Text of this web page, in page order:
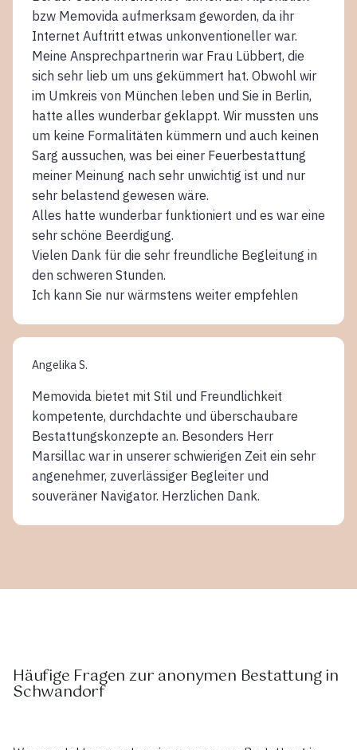
bzw Memovida aufmerksam geworden, da ihr
Internet Auftritt etwas unkonventioneller war.
Meine Ansprechpartnerin war Frau Lübbert, die
sich sehr lieb um uns gekümmert hat. Obwohl wir
im Umkreis von München leben und Sie in Berlin,
hatte alles wunderbar geklappt. Wir mussten uns
um keine Formalitäten kümmern und auch keinen
Sarg aussuchen, was bei einer Feuerbestattung
meiner Meinung nach sehr unwichtig ist und nur
sehr belastend gewesen wäre.
Alles hatte wunderbar funktioniert und es war eine
sehr schöne Beerdigung.
Vielen Dank für die sehr freundliche Begleitung in
den schweren Stunden.
Ich kann Sie nur wärmstens weiter empfehlen
Angelika S.
Memovida bietet mit Stil und Freundlichkeit
kompetente, durchdachte und überschaubare
Bestattungskonzepte an. Besonders Herr
Marsillac war in unserer schwierigen Zeit ein sehr
angenehmer, zuverlässiger Begleiter und
souveräner Navigator. Herzlichen Dank.
Häufige Fragen zur anonymen Bestattung in
Schwandorf